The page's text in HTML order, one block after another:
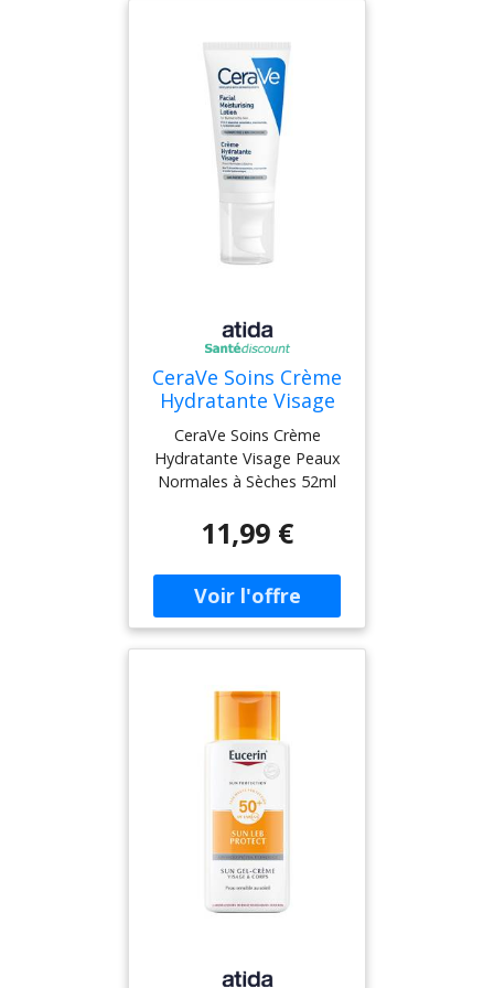
beauté. Extrêmement bien
toléré, il est testé sous
contrôle dermatologique
et ophtalmologique. Plus
large qu'un stick à lèvres
normal, pratique à
appliquer sans s'en mettre
plein les doigts, il s'adapte
accompagnera
discrètement dans votre
CeraVe Soins Crème
Hydratante Visage
Peaux Normales à
Sèches 52ml
CeraVe Soins Crème
Hydratante Visage Peaux
Normales à Sèches 52ml
d'hydrater la peau tout au
long de la journée. Son
action contribue à
restaurer la barrière
cutanée protectrice de la
peau afin de la protéger
rayons UVA/UVB. La crème
en Céramides 1, 3 et 6-II,
en acide hyaluronique,
glycérine et cholestérol.
Grâce à la technologie
MVE, inspirée du
médicament, les actifs
Cerave encapsulés se
diffusent tout au long de
pendant 24h.
11,99 €